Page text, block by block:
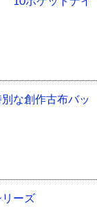
な創作古布バッ
ーズ